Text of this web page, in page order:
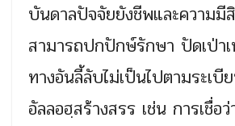
บันดาลปัจจัยยังชีพและความมี
สามารถปกปักษ์รักษา ปัดเป่า
ทางอันลี้ลับไม่เป็นไปตามระเบี
อัลลอฮฺสร้างสรร เช่น การเชื่อ